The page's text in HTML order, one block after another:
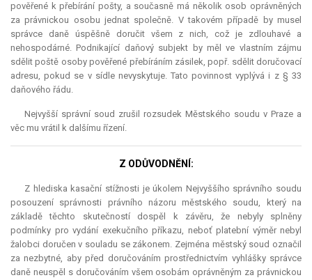
pověřené k přebírání pošty, a současně má několik osob oprávněných
za právnickou osobu jednat společně. V takovém případě by musel
správce daně úspěšně doručit všem z nich, což je zdlouhavé a
nehospodárné. Podnikající daňový subjekt by měl ve vlastním zájmu
sdělit poště osoby pověřené přebíráním zásilek, popř. sdělit doručovací
adresu, pokud se v sídle nevyskytuje. Tato povinnost vyplývá i z § 33
daňového řádu.
Nejvyšší správní soud zrušil rozsudek Městského soudu v Praze a
věc mu vrátil k dalšímu řízení.
Z ODŮVODNĚNÍ:
Z hlediska kasační stížnosti je úkolem Nejvyššího správního soudu
posouzení správnosti právního názoru městského soudu, který na
základě těchto skutečností dospěl k závěru, že nebyly splněny
podmínky pro vydání exekučního příkazu, neboť platební výměr nebyl
žalobci doručen v souladu se zákonem. Zejména městský soud označil
za nezbytné, aby před doručováním prostřednictvím vyhlášky správce
daně neuspěl s doručováním všem osobám oprávněným za právnickou